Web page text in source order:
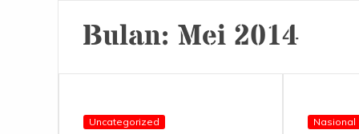
Bulan: Mei 2014
Uncategorized Nasional